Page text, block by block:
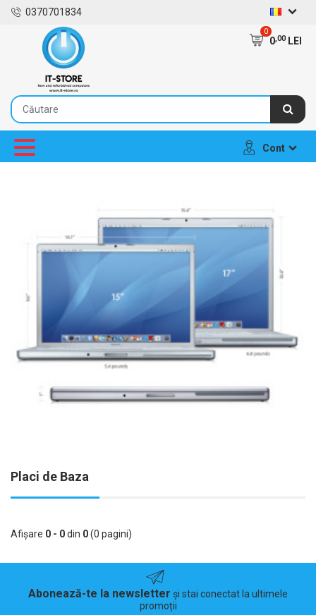
0370701834
0
0,00LEI
Cont
Placi de Baza
Afişare 0 - 0din 0(0 pagini)
Abonează-te la newsletter și stai conectat la ultimele
promoții